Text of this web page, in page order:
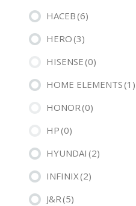
HACEB(6)
HERO(3)
HISENSE(0)
HOME ELEMENTS(1)
HONOR(0)
HP(0)
HYUNDAI (2)
INFINIX(2)
J&R(5)